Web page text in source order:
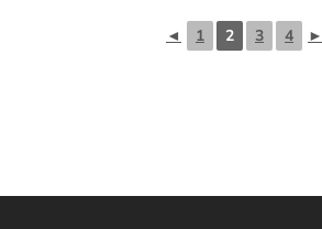
◄ 1 2 3 4 ►